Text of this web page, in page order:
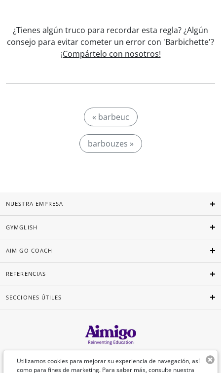
¿Tienes algún truco para recordar esta regla? ¿Algún
consejo para evitar cometer un error con 'Barbichette'?
¡Compártelo con nosotros!
« barbeuc
barbouzes »
Utilizamos cookies para mejorar su experiencia de navegación, así
como para fines de marketing. Para saber más, consulte nuestra
NUESTRA EMPRESA
GYMGLISH
AIMIGO COACH
REFERENCIAS
SECCIONES ÚTILES
Español